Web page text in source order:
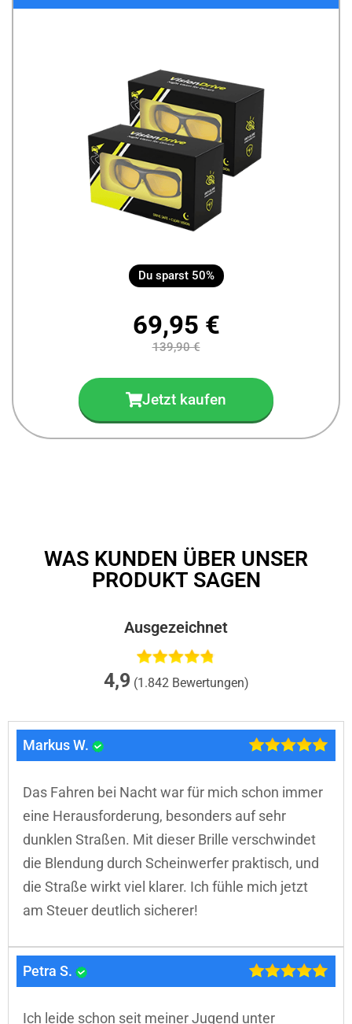
Du sparst 50%
69,95 €
139,90 €
Jetzt kaufen
WAS KUNDEN ÜBER UNSER
PRODUKT SAGEN
Ausgezeichnet
4,9 (1.842 Bewertungen)
Markus W.
Das Fahren bei Nacht war für mich schon immer
eine Herausforderung, besonders auf sehr
dunklen Straßen. Mit dieser Brille verschwindet
die Blendung durch Scheinwerfer praktisch, und
die Straße wirkt viel klarer. Ich fühle mich jetzt
am Steuer deutlich sicherer!
Petra S.
Ich leide schon seit meiner Jugend unter